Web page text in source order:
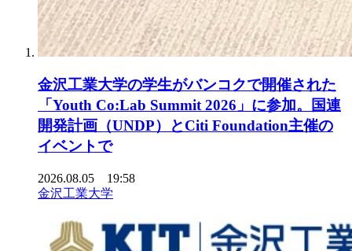
金沢工業大学の学生がバンコクで開催された
「Youth Co:Lab Summit 2026」に参加。国連
開発計画（UNDP）とCiti Foundation主催の
イベントで
2026.08.05 19:58
金沢工業大学